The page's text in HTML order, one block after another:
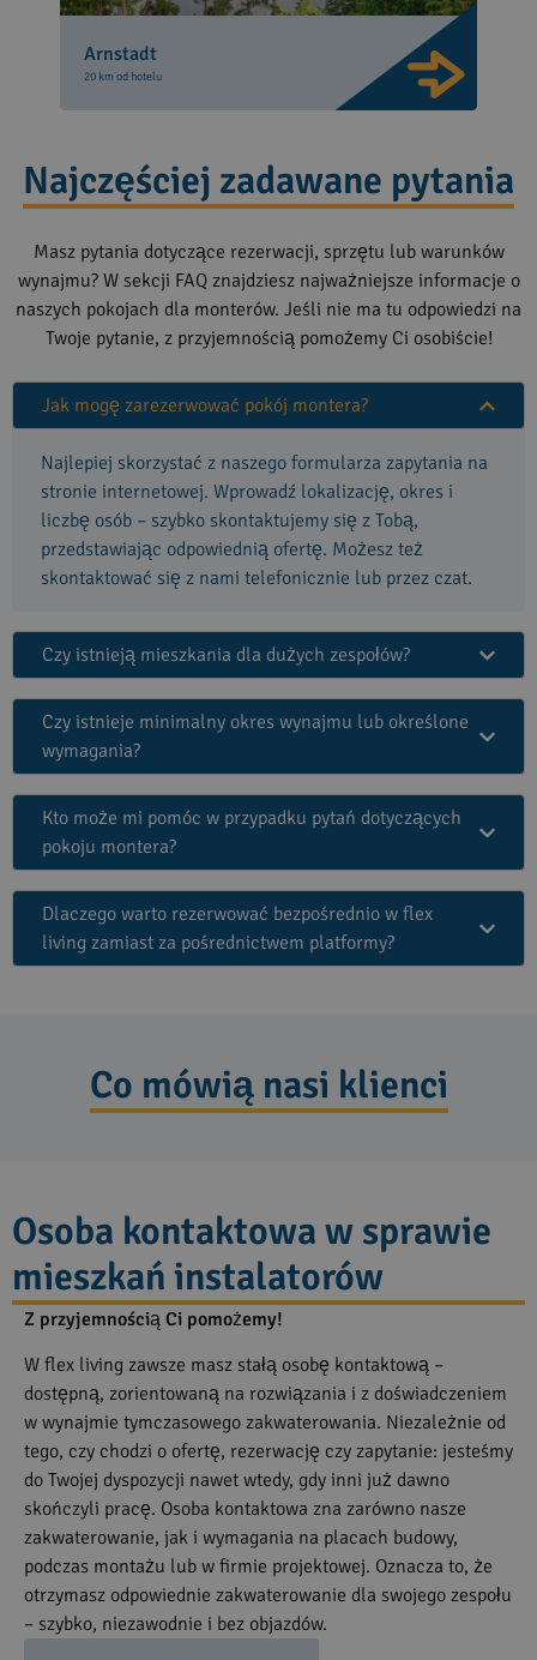
Arnstadt
20 km od hotelu
Najczęściej zadawane pytania
Masz pytania dotyczące rezerwacji, sprzętu lub warunków
wynajmu? W sekcji FAQ znajdziesz najważniejsze informacje o
naszych pokojach dla monterów. Jeśli nie ma tu odpowiedzi na
Twoje pytanie, z przyjemnością pomożemy Ci osobiście!
Jak mogę zarezerwować pokój montera?
Najlepiej skorzystać z naszego formularza zapytania na
stronie internetowej. Wprowadź lokalizację, okres i
liczbę osób – szybko skontaktujemy się z Tobą,
przedstawiając odpowiednią ofertę. Możesz też
skontaktować się z nami telefonicznie lub przez czat.
Czy istnieją mieszkania dla dużych zespołów?
Czy istnieje minimalny okres wynajmu lub określone
wymagania?
Kto może mi pomóc w przypadku pytań dotyczących
pokoju montera?
Dlaczego warto rezerwować bezpośrednio w flex
living zamiast za pośrednictwem platformy?
Co mówią nasi klienci
Osoba kontaktowa w sprawie
mieszkań instalatorów
Z przyjemnością Ci pomożemy!
W flex living zawsze masz stałą osobę kontaktową –
dostępną, zorientowaną na rozwiązania i z doświadczeniem
w wynajmie tymczasowego zakwaterowania. Niezależnie od
tego, czy chodzi o ofertę, rezerwację czy zapytanie: jesteśmy
do Twojej dyspozycji nawet wtedy, gdy inni już dawno
skończyli pracę. Osoba kontaktowa zna zarówno nasze
zakwaterowanie, jak i wymagania na placach budowy,
podczas montażu lub w firmie projektowej. Oznacza to, że
otrzymasz odpowiednie zakwaterowanie dla swojego zespołu
– szybko, niezawodnie i bez objazdów.